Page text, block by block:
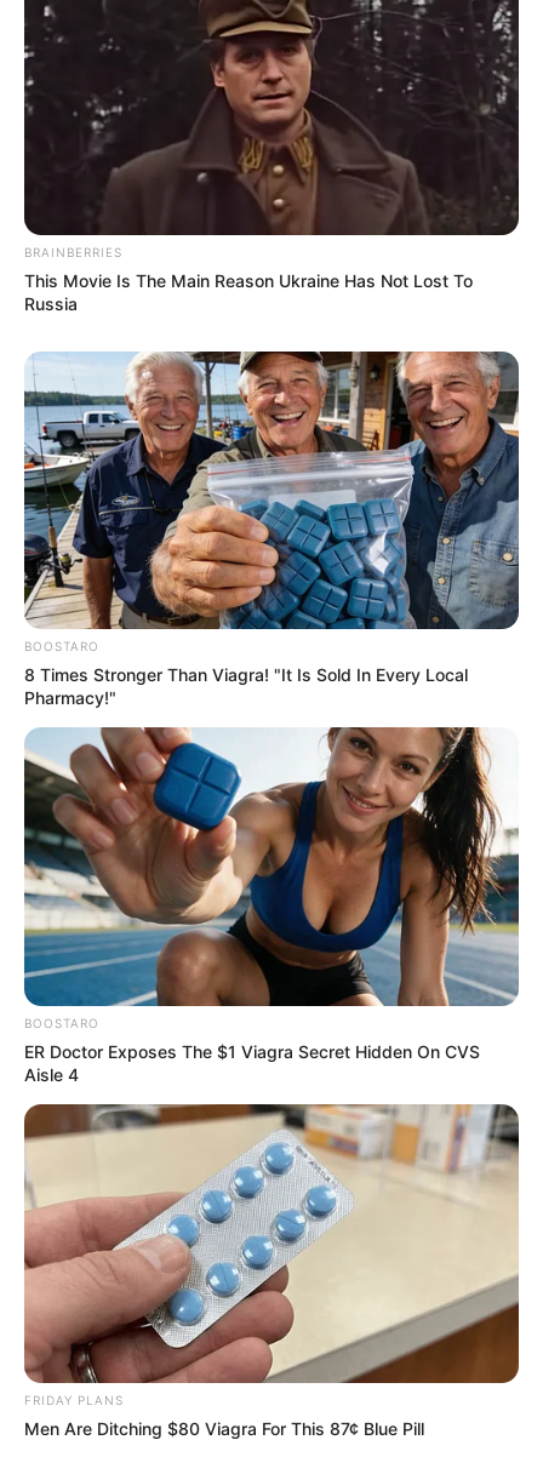
BRAINBERRIES
This Movie Is The Main Reason Ukraine Has Not Lost To
Russia
BOOSTARO
8 Times Stronger Than Viagra! "It Is Sold In Every Local
Pharmacy!"
BOOSTARO
ER Doctor Exposes The $1 Viagra Secret Hidden On CVS
Aisle 4
FRIDAY PLANS
Men Are Ditching $80 Viagra For This 87¢ Blue Pill